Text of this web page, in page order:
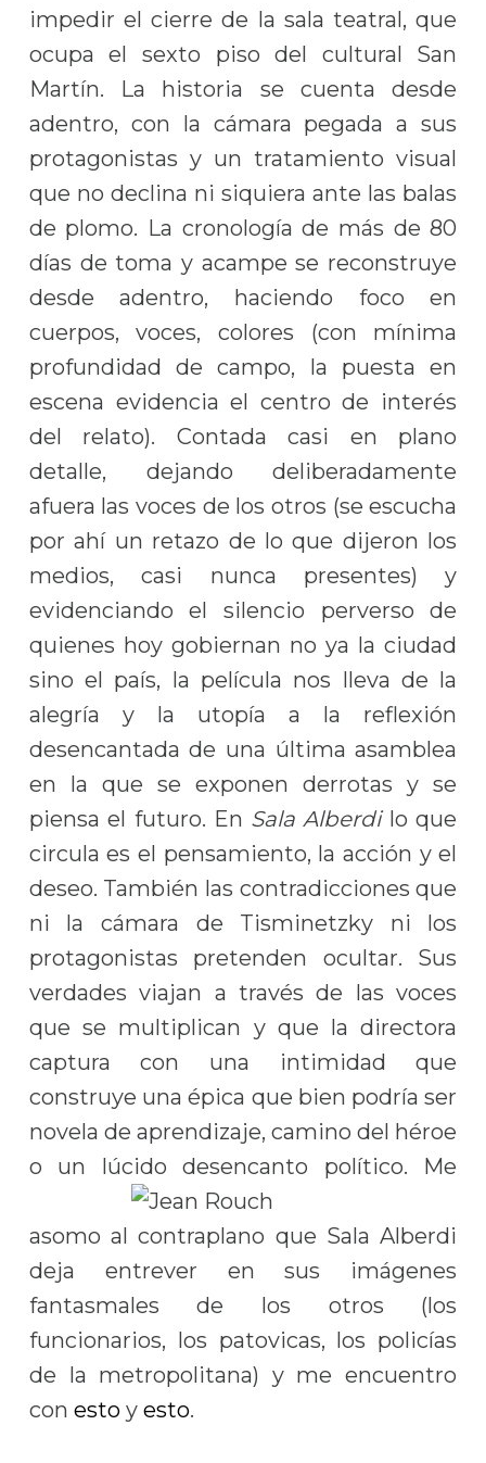
impedir el cierre de la sala teatral, que
ocupa el sexto piso del cultural San
Martín. La historia se cuenta desde
adentro, con la cámara pegada a sus
protagonistas y un tratamiento visual
que no declina ni siquiera ante las balas
de plomo. La cronología de más de 80
días de toma y acampe se reconstruye
desde adentro, haciendo foco en
cuerpos, voces, colores (con mínima
profundidad de campo, la puesta en
escena evidencia el centro de interés
del relato). Contada casi en plano
detalle, dejando deliberadamente
afuera las voces de los otros (se escucha
por ahí un retazo de lo que dijeron los
medios, casi nunca presentes) y
evidenciando el silencio perverso de
quienes hoy gobiernan no ya la ciudad
sino el país, la película nos lleva de la
alegría y la utopía a la reflexión
desencantada de una última asamblea
en la que se exponen derrotas y se
piensa el futuro. En Sala Alberdilo que
circula es el pensamiento, la acción y el
deseo. También las contradicciones que
ni la cámara de Tisminetzky ni los
protagonistas pretenden ocultar. Sus
verdades viajan a través de las voces
que se multiplican y que la directora
captura con una intimidad que
construye una épica que bien podría ser
novela de aprendizaje, camino del héroe
o un lúcido desencanto político. Me
asomo al contraplano que Sala Alberdi
deja entrever en sus imágenes
fantasmales de los otros (los
funcionarios, los patovicas, los policías
de la metropolitana) y me encuentro
con esto y esto.